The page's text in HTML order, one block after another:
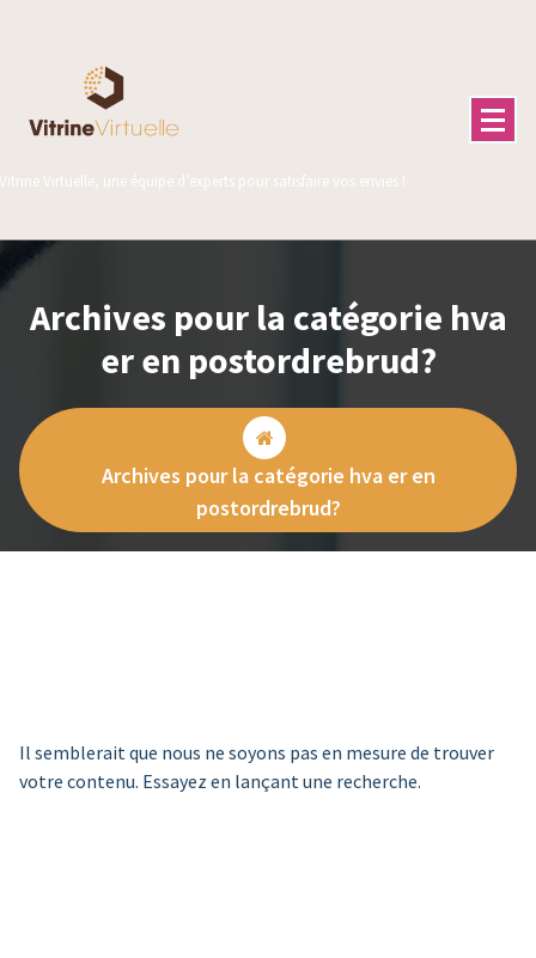
Vitrine Virtuelle, une équipe d’experts pour satisfaire vos envies !
Archives pour la catégorie hva
er en postordrebrud?
Archives pour la catégorie hva er en
postordrebrud?
Il semblerait que nous ne soyons pas en mesure de trouver
votre contenu. Essayez en lançant une recherche.